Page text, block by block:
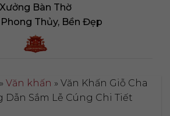
Xưởng Bàn Thờ
Thủy, Bền Đẹp
» Văn khấn » Văn Khấn Giỗ Cha
Dẫn Sắm Lễ Cúng Chi Tiết